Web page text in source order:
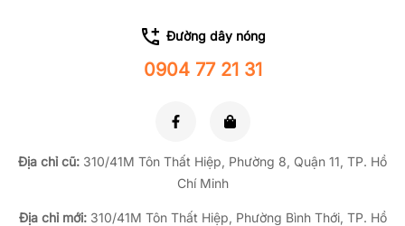
Đường dây nóng
0904 77 21 31
Địa chỉ cũ: 310/41M Tôn Thất Hiệp, Phường 8, Quận 11, TP. Hồ
Chí Minh
Địa chỉ mới:310/41M Tôn Thất Hiệp, Phường Bình Thới, TP. Hồ